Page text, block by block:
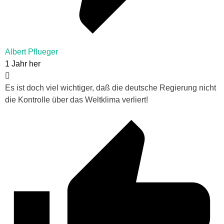
Albert Pflueger
1 Jahr her
Es ist doch viel wichtiger, daß die deutsche Regierung nicht
die Kontrolle über das Weltklima verliert!